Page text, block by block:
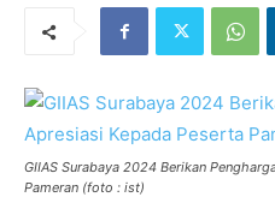
GIIAS Surabaya 2024 Berikan
Pameran (foto : ist)